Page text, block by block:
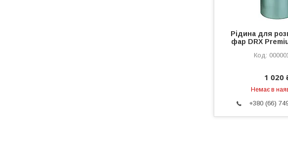
Рідина для
фар DRX
1 020
Немає в
+380 (66)